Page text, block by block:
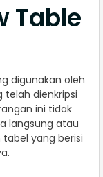
Table
digunakan oleh
dienkripsi
ini tidak
langsung atau
yang berisi